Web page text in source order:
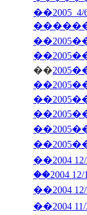
��
��2004